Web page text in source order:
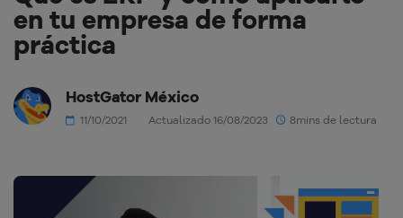
en tu empresa de forma
práctica
HostGator México
11/10/2021 Actualizado 16/08/2023 8mins de lectura